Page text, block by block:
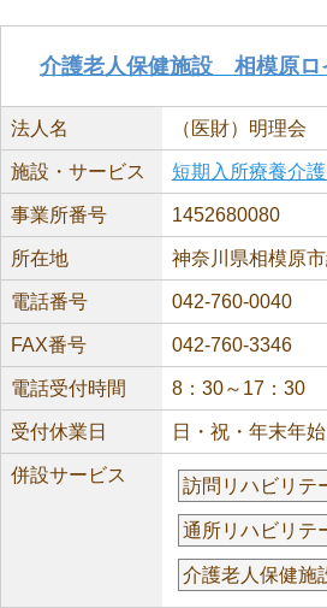
介護老人保健施設 相模原ロ
法人名 （医財）明理会
施設・サービス 短期入所療養介
事業所番号 1452680080
所在地 神奈川県相模原
電話番号 042-760-0040
FAX番号 042-760-3346
電話受付時間 8：30～17：30
受付休業日 日・祝・年末年始
併設サービス
訪問リハビリテ
通所リハビリテ
介護老人保健施